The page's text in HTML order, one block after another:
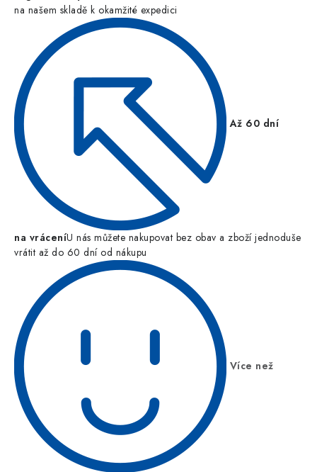
na našem skladě k okamžité expedici
Až 60 dní
na vráceníU nás můžete nakupovat bez obav a zboží jednoduše
vrátit až do 60 dní od nákupu
Více než